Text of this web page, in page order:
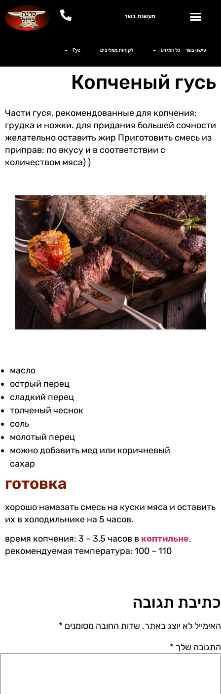
מעשנת בשר
עישון בשר – כל המידע לקוחות ממליצים Рус
Копченый гусь
Части гуся, рекомендованные для копчения:
грудка и ножки. для придания большей сочности
желательно оставить жир Приготовить смесь из
приправ: по вкусу и в соответствии с
количеством мяса) )
масло
острый перец
сладкий перец
толченый чеснок
соль
молотый перец
можно добавить мед или коричневый
сахар
готовка
хорошо намазать смесь на куски мяса и оставить
их в холодильнике на 5 часов.
время копчения: 3 – 3,5 часов в коптильне.
рекомендуемая температура: 100 – 110
כתיבת תגובה
האימייל לא יוצג באתר. שדות החובה מסומנים *
התגובה שלך *